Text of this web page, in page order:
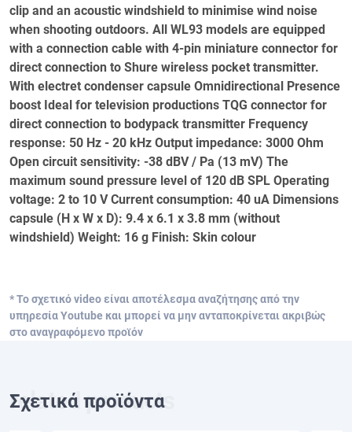
clip and an acoustic windshield to minimise wind noise
when shooting outdoors. All WL93 models are equipped
with a connection cable with 4-pin miniature connector for
direct connection to Shure wireless pocket transmitter.
With electret condenser capsule Omnidirectional Presence
boost Ideal for television productions TQG connector for
direct connection to bodypack transmitter Frequency
response: 50 Hz - 20 kHz Output impedance: 3000 Ohm
Open circuit sensitivity: -38 dBV / Pa (13 mV) The
maximum sound pressure level of 120 dB SPL Operating
voltage: 2 to 10 V Current consumption: 40 uA Dimensions
capsule (H x W x D): 9.4 x 6.1 x 3.8 mm (without
windshield) Weight: 16 g Finish: Skin colour
* Το σχετικό video είναι αποτέλεσμα αναζήτησης από την
υπηρεσία Youtube και μπορεί να μην ανταποκρίνεται ακριβώς
στο αναγραφόμενο προϊόν
Σχετικά προϊόντα